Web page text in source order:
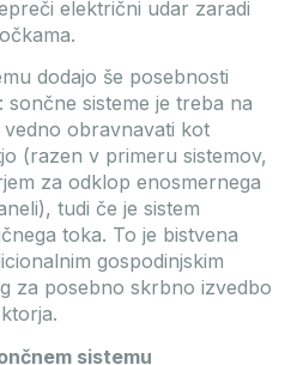
električni udar zaradi
dodajo še posebnosti
sisteme je treba na
obravnavati kot
(razen v primeru sistemov,
za odklop enosmernega
tudi če je sistem
toka. To je bistvena
gospodinjskim
za posebno skrbno izvedbo
sistemu